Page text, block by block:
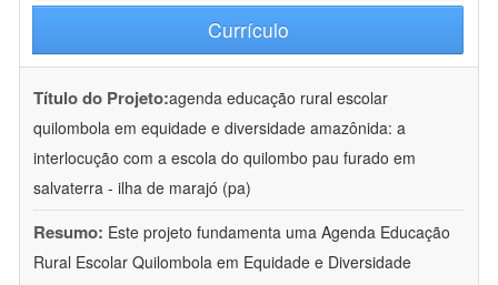
Currículo
Título do Projeto:agenda educação rural escolar
quilombola em equidade e diversidade amazônida: a
interlocução com a escola do quilombo pau furado em
salvaterra - ilha de marajó (pa)
Resumo: Este projeto fundamenta uma Agenda Educação
Rural Escolar Quilombola em Equidade e Diversidade